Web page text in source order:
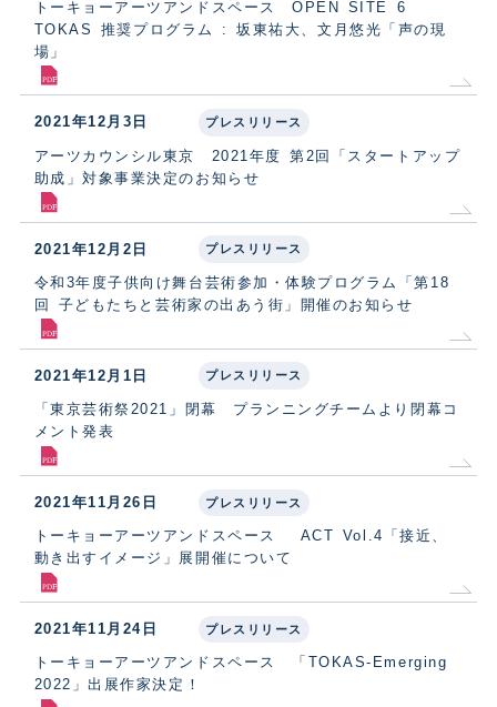
トーキョーアーツアンドスペース OPEN SITE 6
TOKAS 推奨プログラム : 坂東祐大、文月悠光「声の現
場」
2021年12月3日 プレスリリース
アーツカウンシル東京 2021年度 第2回「スタートアップ
助成」対象事業決定のお知らせ
2021年12月2日 プレスリリース
令和3年度子供向け舞台芸術参加・体験プログラム「第18
回 子どもたちと芸術家の出あう街」開催のお知らせ
2021年12月1日 プレスリリース
「東京芸術祭2021」閉幕 プランニングチームより閉幕コ
メント発表
2021年11月26日 プレスリリース
トーキョーアーツアンドスペース ACT Vol.4「接近、
動き出すイメージ」展開催について
2021年11月24日 プレスリリース
トーキョーアーツアンドスペース 「TOKAS-Emerging
2022」出展作家決定！